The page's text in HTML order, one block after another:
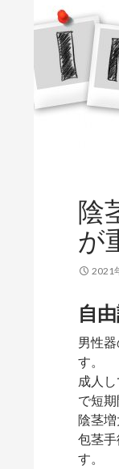
陰
が
2021
自
男性
す。
成人
で短
陰茎増
包茎
す。